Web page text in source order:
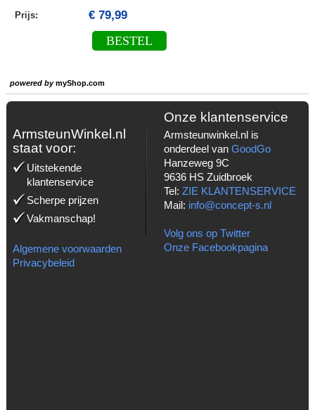
Prijs: € 79,99
BESTEL
powered bymyShop.com
ArmsteunWinkel.nl
staat voor:
Uitstekende
klantenservice
Scherpe prijzen
Vakmanschap!
Algemene voorwaarden
Privacybeleid
Onze klantenservice
Armsteunwinkel.nl is
onderdeel van GoodGo
Hanzeweg 9C
9636 HS Zuidbroek
Tel: ZIE KLANTENSERVICE
Mail: info@concept-s.nl
Volg ons op Twitter
Onze Facebookpagina